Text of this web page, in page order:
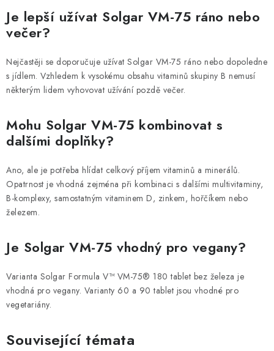
Je lepší užívat Solgar VM-75 ráno nebo
večer?
Nejčastěji se doporučuje užívat Solgar VM-75 ráno nebo dopoledne
s jídlem. Vzhledem k vysokému obsahu vitaminů skupiny B nemusí
některým lidem vyhovovat užívání pozdě večer.
Mohu Solgar VM-75 kombinovat s
dalšími doplňky?
Ano, ale je potřeba hlídat celkový příjem vitaminů a minerálů.
Opatrnost je vhodná zejména při kombinaci s dalšími multivitaminy,
B-komplexy, samostatným vitaminem D, zinkem, hořčíkem nebo
železem.
Je Solgar VM-75 vhodný pro vegany?
Varianta Solgar Formula V™ VM-75® 180 tablet bez železa je
vhodná pro vegany. Varianty 60 a 90 tablet jsou vhodné pro
vegetariány.
Související témata